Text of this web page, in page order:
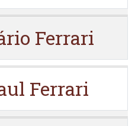
Ferrari
Ferrari